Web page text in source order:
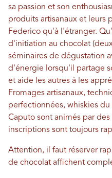
sa passion et son
produits artisanaux et leurs
Federico qu'à l'étranger.
d'initiation au chocolat
séminaires de dégustation
d'énergie lorsqu'il partage
et aide les autres à les
Fromages artisanaux,
perfectionnées, whiskies
Caputo sont animés par
inscriptions sont toujours
Attention, il faut réserver
de chocolat affichent